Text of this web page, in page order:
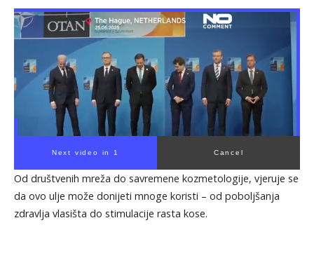
Next video in 1 Cancel
Od društvenih mreža do savremene kozmetologije, vjeruje se
da ovo ulje može donijeti mnoge koristi – od poboljšanja
zdravlja vlasišta do stimulacije rasta kose.